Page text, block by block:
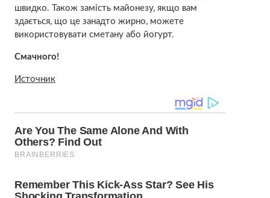
швидко. Також замість майонезу, якщо вам
здається, що це занадто жирно, можете
використовувати сметану або йогурт.
Смачного!
Источник